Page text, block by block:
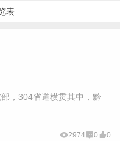
表
304省道横贯其中，黔
2974 0 0